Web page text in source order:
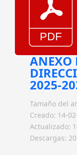
ANEXO
2025-
Tamaño del
Creado: 14-
Actualizado:
Descargas: